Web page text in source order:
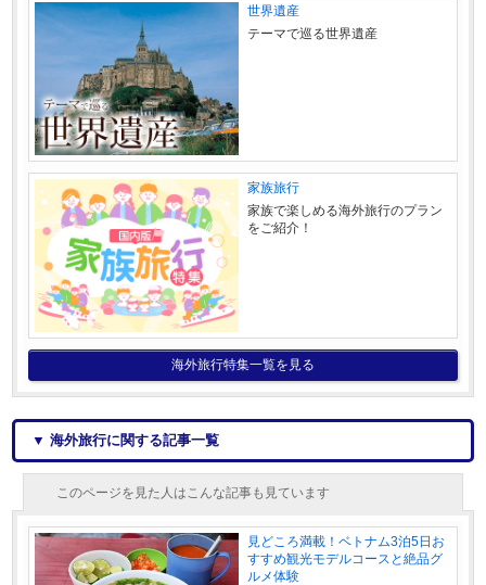
世界遺産
テーマで巡る世界遺産
家族旅行
家族で楽しめる海外旅行のプラン
をご紹介！
海外旅行特集一覧を見る
▼ 海外旅行に関する記事一覧
このページを見た人はこんな記事も見ています
見どころ満載！ベトナム3泊5日お
すすめ観光モデルコースと絶品グ
ルメ体験